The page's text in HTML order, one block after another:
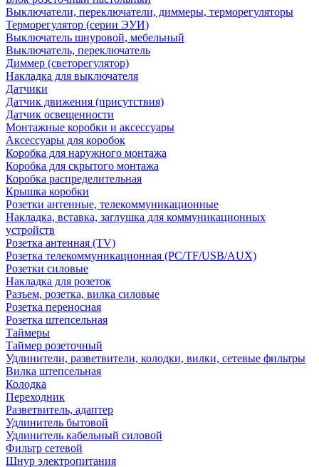
Выключатели, переключатели, диммеры, терморегуляторы
Терморегулятор (серии ЭУИ)
Выключатель шнуровой, мебельный
Выключатель, переключатель
Диммер (светорегулятор)
Накладка для выключателя
Датчики
Датчик движения (присутствия)
Датчик освещенности
Монтажные коробки и аксессуары
Аксессуары для коробок
Коробка для наружного монтажа
Коробка для скрытого монтажа
Коробка распределительная
Крышка коробки
Розетки антенные, телекоммуникационные
Накладка, вставка, заглушка для коммуникационных
устройств
Розетка антенная (TV)
Розетка телекоммуникационная (PC/TF/USB/AUX)
Розетки силовые
Накладка для розеток
Разъем, розетка, вилка силовые
Розетка переносная
Розетка штепсельная
Таймеры
Таймер розеточный
Удлинители, разветвители, колодки, вилки, сетевые фильтры
Вилка штепсельная
Колодка
Переходник
Разветвитель, адаптер
Удлинитель бытовой
Удлинитель кабельный силовой
Фильтр сетевой
Шнур электропитания